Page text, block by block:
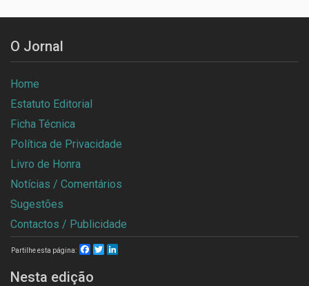
O Jornal
Home
Estatuto Editorial
Ficha Técnica
Política de Privacidade
Livro de Honra
Notícias / Comentários
Sugestões
Contactos / Publicidade
Partilhe esta página: Facebook
Twitter
Nesta edição